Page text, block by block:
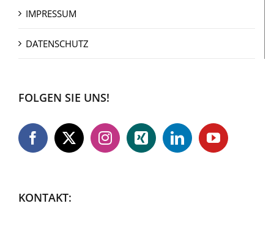
IMPRESSUM
DATENSCHUTZ
FOLGEN SIE UNS!
KONTAKT: